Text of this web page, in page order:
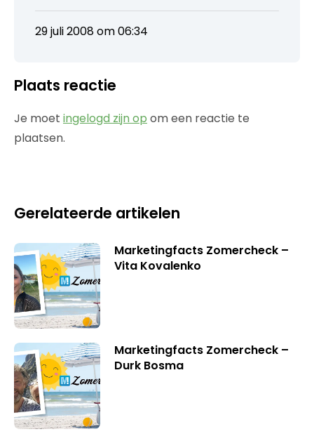
29 juli 2008 om 06:34
Plaats reactie
Je moet ingelogd zijn op om een reactie te
plaatsen.
Gerelateerde artikelen
Marketingfacts Zomercheck –
Vita Kovalenko
Marketingfacts Zomercheck –
Durk Bosma